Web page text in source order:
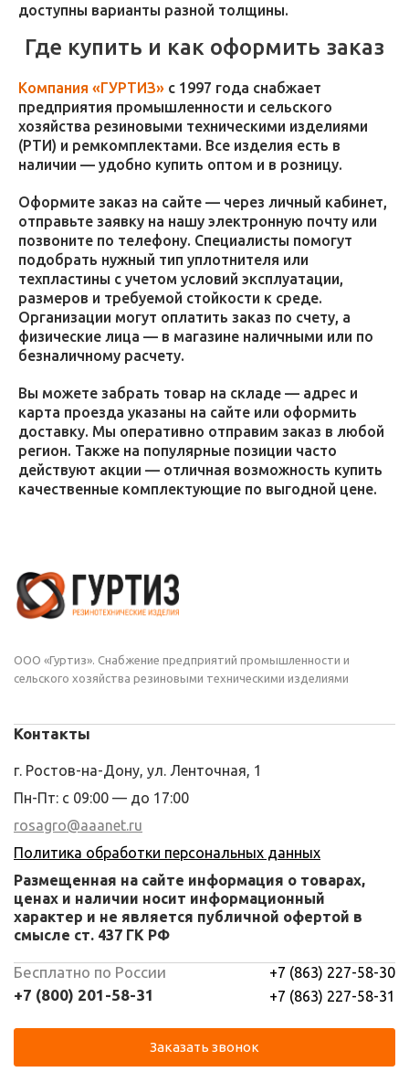
доступны варианты разной толщины.
Где купить и как оформить заказ
Компания «ГУРТИЗ» с 1997 года снабжает
предприятия промышленности и сельского
хозяйства резиновыми техническими изделиями
(РТИ) и ремкомплектами. Все изделия есть в
наличии — удобно купить оптом и в розницу.
Оформите заказ на сайте — через личный кабинет,
отправьте заявку на нашу электронную почту или
позвоните по телефону. Специалисты помогут
подобрать нужный тип уплотнителя или
техпластины с учетом условий эксплуатации,
размеров и требуемой стойкости к среде.
Организации могут оплатить заказ по счету, а
физические лица — в магазине наличными или по
безналичному расчету.
Вы можете забрать товар на складе — адрес и
карта проезда указаны на сайте или оформить
доставку. Мы оперативно отправим заказ в любой
регион. Также на популярные позиции часто
действуют акции — отличная возможность купить
качественные комплектующие по выгодной цене.
ООО «Гуртиз». Снабжение предприятий промышленности и
сельского хозяйства резиновыми техническими изделиями
Контакты
г. Ростов-на-Дону, ул. Ленточная, 1
Пн-Пт: с 09:00 — до 17:00
rosagro@aaanet.ru
Политика обработки персональных данных
Размещенная на сайте информация о товарах,
ценах и наличии носит информационный
характер и не является публичной офертой в
смысле ст. 437 ГК РФ
Бесплатно по России
+7 (800) 201-58-31
+7 (863) 227-58-30
+7 (863) 227-58-31
Заказать звонок